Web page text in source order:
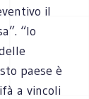
il
“Io
paese è
a vincoli